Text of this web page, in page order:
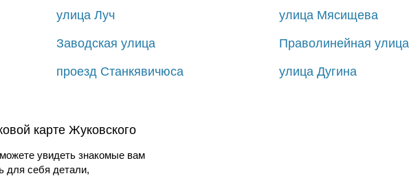
улица Луч улица Мясищева
Заводская улица Праволинейная улица
проезд Станкявичюса улица Дугина
карте Жуковского
увидеть знакомые вам
для себя детали,